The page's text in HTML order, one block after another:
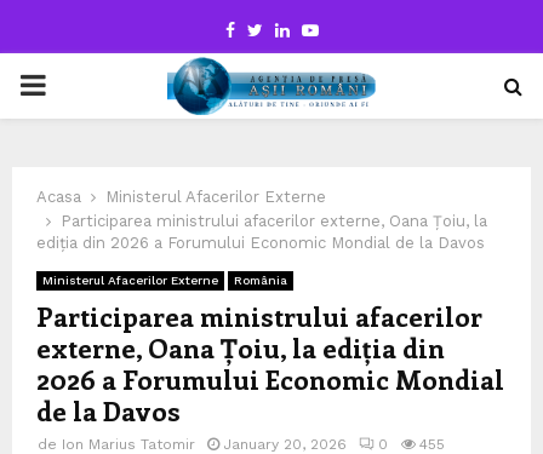
Facebook
TwitterLinkedinYoutube
PRIMARY
Acasa
Ministerul Afacerilor Externe
Participarea ministrului afacerilor externe, Oana Țoiu, la
ediția din 2026 a Forumului Economic Mondial de la Davos
Ministerul Afacerilor Externe România
Participarea ministrului afacerilor
externe, Oana Țoiu, la ediția din
2026 a Forumului Economic Mondial
de la Davos
de Ion Marius Tatomir January 20, 2026 0 455